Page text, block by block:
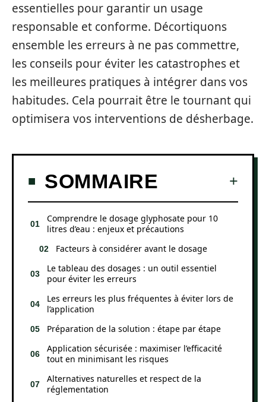
essentielles pour garantir un usage
responsable et conforme. Décortiquons
ensemble les erreurs à ne pas commettre,
les conseils pour éviter les catastrophes et
les meilleures pratiques à intégrer dans vos
habitudes. Cela pourrait être le tournant qui
optimisera vos interventions de désherbage.
SOMMAIRE
Comprendre le dosage glyphosate pour 10
litres d’eau : enjeux et précautions
Facteurs à considérer avant le dosage
Le tableau des dosages : un outil essentiel
pour éviter les erreurs
Les erreurs les plus fréquentes à éviter lors de
l’application
Préparation de la solution : étape par étape
Application sécurisée : maximiser l’efficacité
tout en minimisant les risques
Alternatives naturelles et respect de la
réglementation